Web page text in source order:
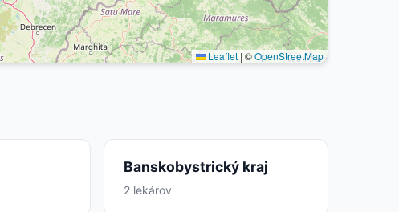
Leaflet | ©OpenStreetMap
Banskobystrický kraj
2 lekárov